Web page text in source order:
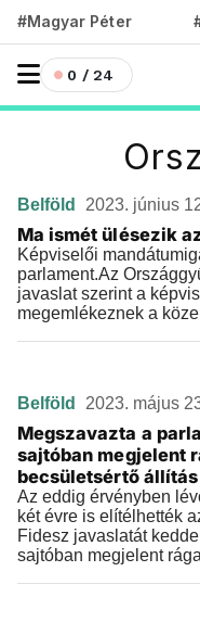
#Magyar Péter
0 / 24
Belföld 2023. június
Ma ismét ülésezik
Képviselői
parlament.Az
javaslat szerint a
megemlékeznek a
Belföld 2023. május
Megszavazta a
sajtóban megjelent
becsületsértő állítás
Az eddig érvényben
két évre is elítélhették
Fidesz javaslatát
sajtóban megjelent